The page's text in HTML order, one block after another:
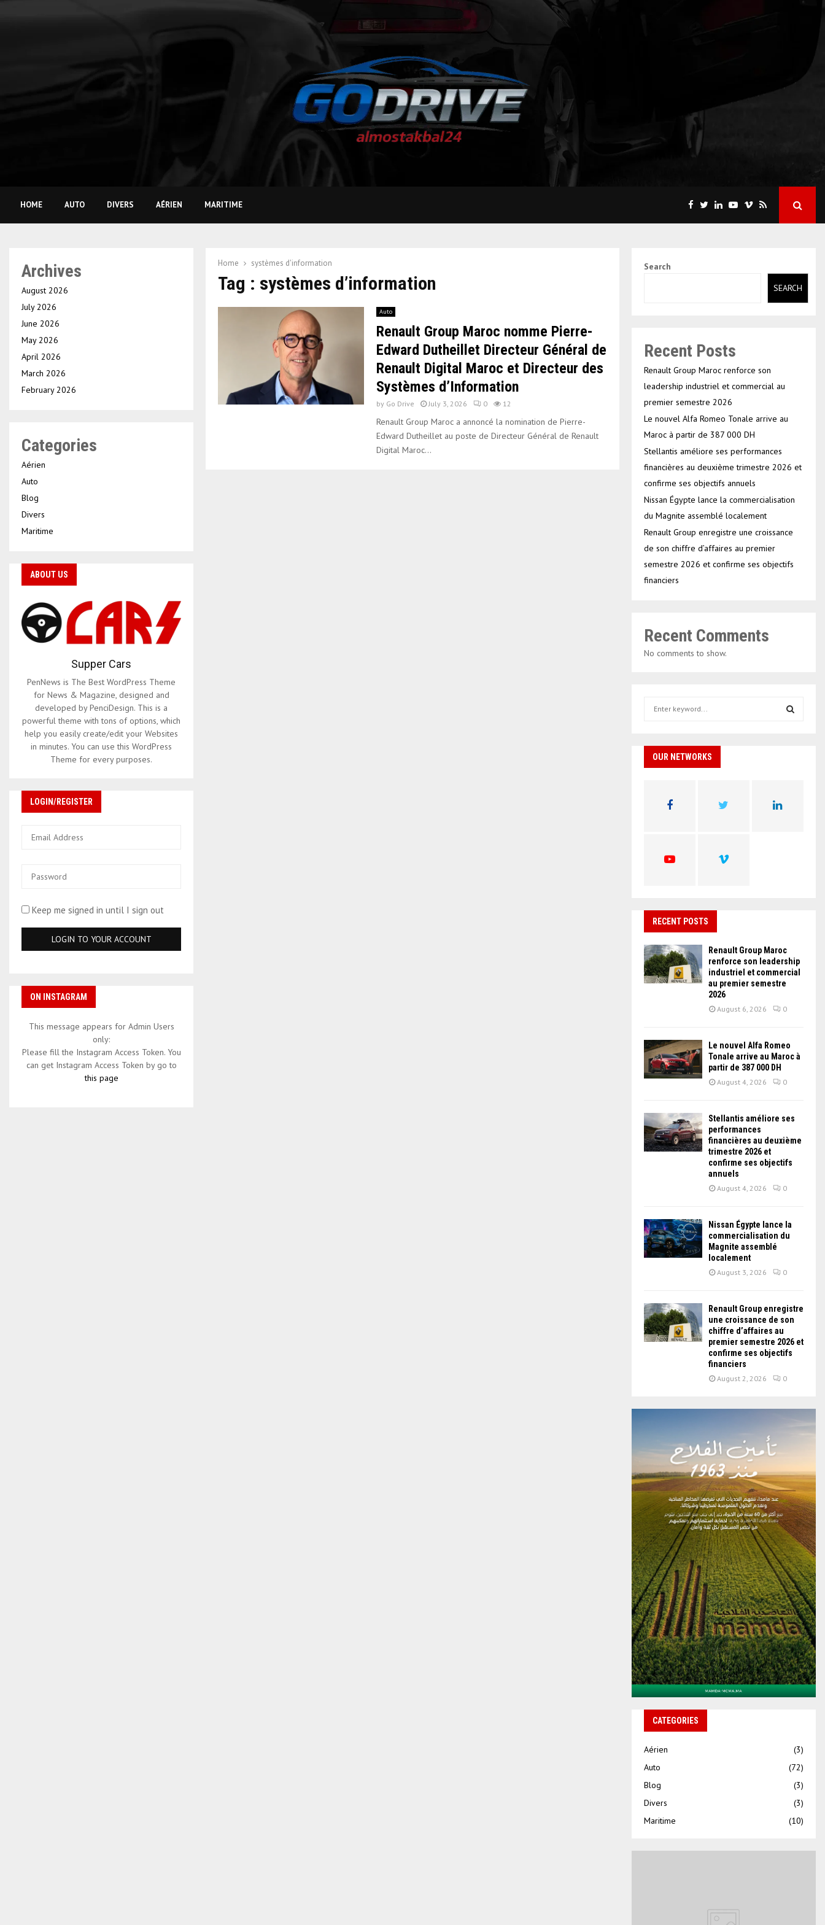
HOME AUTO DIVERS AÉRIEN MARITIME
Home systèmes d'information
Tag : systèmes d’information
Auto
Renault Group Maroc nomme Pierre-
Edward Dutheillet Directeur Général de
Renault Digital Maroc et Directeur des
Systèmes d’Information
by Go Drive July 3, 2026 0 12
Renault Group Maroc a annoncé la nomination de Pierre-
Edward Dutheillet au poste de Directeur Général de Renault
Digital Maroc...
Archives
August 2026
July 2026
June 2026
May 2026
April 2026
March 2026
February 2026
Categories
Aérien
Auto
Blog
Divers
Maritime
ABOUT US
Supper Cars
PenNews is The Best WordPress Theme
for News & Magazine, designed and
developed by PenciDesign. This is a
powerful theme with tons of options, which
help you easily create/edit your Websites
in minutes. You can use this WordPress
Theme for every purposes.
LOGIN/REGISTER
Keep me signed in until I sign out
ON INSTAGRAM
This message appears for Admin Users
only:
Please fill the Instagram Access Token. You
can get Instagram Access Token by go to
this page
Search
SEARCH
Recent Posts
Renault Group Maroc renforce son
leadership industriel et commercial au
premier semestre 2026
Le nouvel Alfa Romeo Tonale arrive au
Maroc à partir de 387 000 DH
Stellantis améliore ses performances
financières au deuxième trimestre 2026 et
confirme ses objectifs annuels
Nissan Égypte lance la commercialisation
du Magnite assemblé localement
Renault Group enregistre une croissance
de son chiffre d’affaires au premier
semestre 2026 et confirme ses objectifs
financiers
Recent Comments
No comments to show.
h
OUR NETWORKS
RECENT POSTS
Renault Group Maroc
renforce son leadership
industriel et commercial
au premier semestre
2026
August 6, 2026 0
Le nouvel Alfa Romeo
Tonale arrive au Maroc à
partir de 387 000 DH
August 4, 2026 0
Stellantis améliore ses
performances
financières au deuxième
trimestre 2026 et
confirme ses objectifs
annuels
August 4, 2026 0
Nissan Égypte lance la
commercialisation du
Magnite assemblé
localement
August 3, 2026 0
Renault Group enregistre
une croissance de son
chiffre d’affaires au
premier semestre 2026 et
confirme ses objectifs
financiers
August 2, 2026 0
CATEGORIES
Aérien
(3)
Auto
(72)
Blog
(3)
Divers
(3)
Maritime
(10)